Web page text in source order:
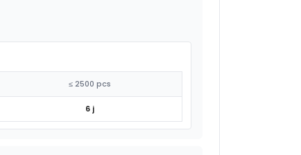
≤ 2500 pcs
6 j